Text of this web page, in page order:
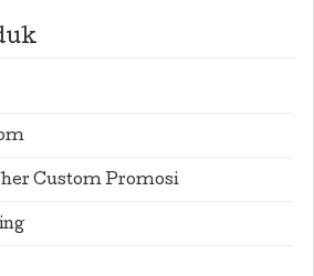
Custom Promosi